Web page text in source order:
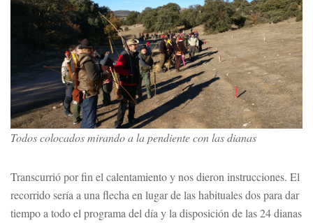
Todos colocados mirando a la pendiente con las dianas
Transcurrió por fin el calentamiento y nos dieron instrucciones. El
recorrido sería a una flecha en lugar de las habituales dos para dar
tiempo a todo el programa del día y la disposición de las 24 dianas